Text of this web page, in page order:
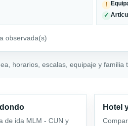
!
✓
observada(s)
horarios, escalas, equipaje y
de ida MLM - CUN y
Hotel